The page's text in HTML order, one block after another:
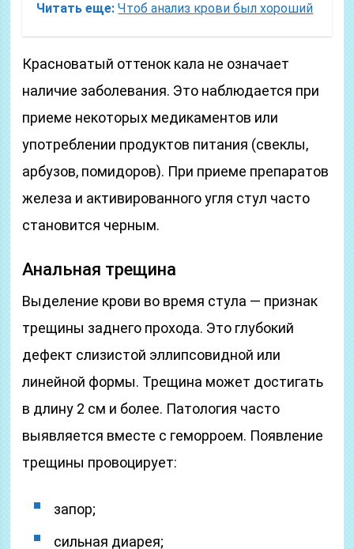
Читать еще: Чтоб анализ крови был хороший
Красноватый оттенок кала не означает
наличие заболевания. Это наблюдается при
приеме некоторых медикаментов или
употреблении продуктов питания (свеклы,
арбузов, помидоров). При приеме препаратов
железа и активированного угля стул часто
становится черным.
Анальная трещина
Выделение крови во время стула — признак
трещины заднего прохода. Это глубокий
дефект слизистой эллипсовидной или
линейной формы. Трещина может достигать
в длину 2 см и более. Патология часто
выявляется вместе с геморроем. Появление
трещины провоцирует:
запор;
сильная диарея;